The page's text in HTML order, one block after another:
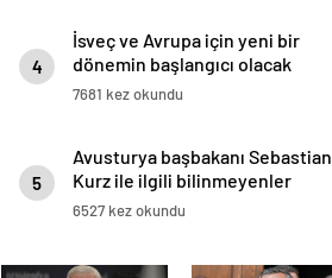
4
İsveç ve Avrupa için yeni bir
dönemin başlangıcı olacak
kararlar.
7681 kez okundu
5
Avusturya başbakanı Sebastian
Kurz ile ilgili bilinmeyenler
6527 kez okundu